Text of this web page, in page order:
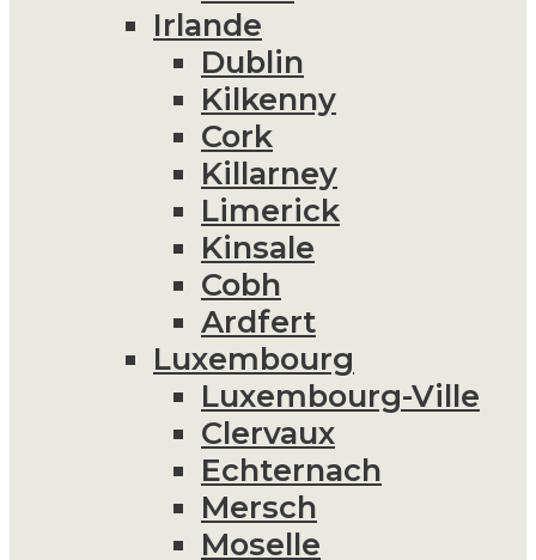
Irlande
Dublin
Kilkenny
Cork
Killarney
Limerick
Kinsale
Cobh
Ardfert
Luxembourg
Luxembourg-Ville
Clervaux
Echternach
Mersch
Moselle